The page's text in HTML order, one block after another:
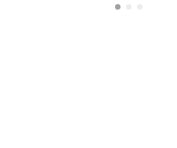
Samovšečno se